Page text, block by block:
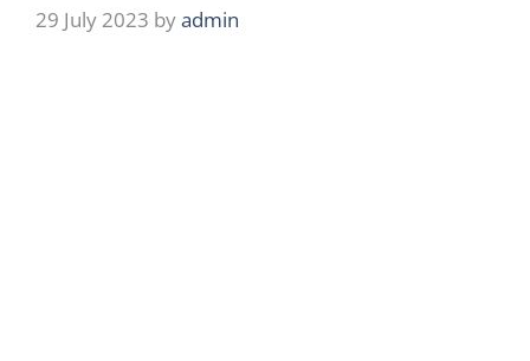
29 July 2023 byadmin